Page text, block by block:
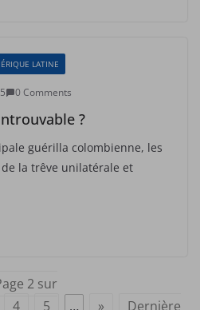
LATINE
0 Comments
?
guérilla colombienne, les
de la trêve unilatérale et
2 sur
4 5 … »
Dernière